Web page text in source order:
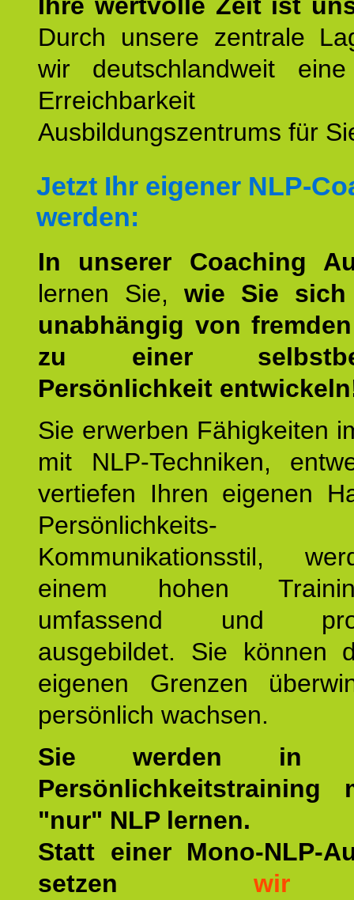
Durch unsere zentrale
wir deutschlandweit
Erreichbarkeit
Ausbildungszentrums für
Jetzt Ihr eigener NLP-
werden:
In unserer Coaching
lernen Sie, wie Sie
unabhängig von
zu einer
Persönlichkeit
Sie erwerben Fähigkeiten
mit NLP-Techniken,
vertiefen Ihren eigenen
Kommunikationsstil,
einem hohen
umfassend und
ausgebildet. Sie können
eigenen Grenzen
persönlich wachsen.
Sie werden in
Persönlichkeitstraining
"nur" NLP lernen.
Statt einer Mono-NLP-
setzen wir